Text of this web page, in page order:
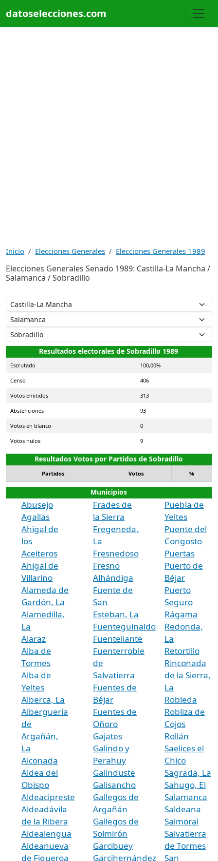
datoselecciones.com
Inicio Elecciones Generales Elecciones Generales 1989
Elecciones Generales Senado 1989: Castilla-La Mancha /
Salamanca / Sobradillo
Resultados electorales de Sobradillo 1989
Escrutado 100,00%
Censo 406
Votos emitidos 313
Abstenciones 93
Votos en blanco 0
Votos nulos 9
Resultados Votos por Partidos de Sobradillo
Partidos Votos %
Municipios
Abusejo
Agallas
Ahigal de
los
Aceiteros
Ahigal de
Villarino
Alameda de
Gardón, La
Alamedilla,
La
Alaraz
Alba de
Tormes
Alba de
Yeltes
Alberca, La
Alberguería
de
Argañán,
La
Alconada
Aldea del
Obispo
Aldeacipreste
Aldeadávila
de la Ribera
Aldealengua
Aldeanueva
de Figueroa
Frades de
la Sierra
Fregeneda,
La
Fresnedoso
Fresno
Alhándiga
Fuente de
San
Esteban, La
Fuenteguinaldo
Fuenteliante
Fuenterroble
de
Salvatierra
Fuentes de
Béjar
Fuentes de
Oñoro
Gajates
Galindo y
Perahuy
Galinduste
Galisancho
Gallegos de
Argañán
Gallegos de
Solmirón
Garcibuey
Garcihernández
Puebla de
Yeltes
Puente del
Congosto
Puertas
Puerto de
Béjar
Puerto
Seguro
Rágama
Redonda,
La
Retortillo
Rinconada
de la Sierra,
La
Robleda
Robliza de
Cojos
Rollán
Saelices el
Chico
Sagrada, La
Sahugo, El
Salamanca
Saldeana
Salmoral
Salvatierra
de Tormes
San